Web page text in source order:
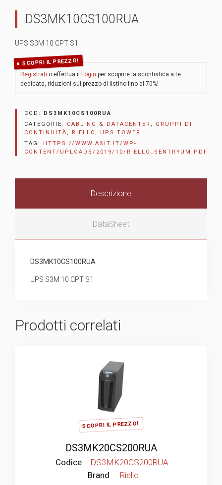
DS3MK10CS100RUA
UPS S3M 10 CPT S1
SCOPRI IL PREZZO!
Registrati o effettua il Login per scoprire la scontistica a te
dedicata, riduzioni sul prezzo di listino fino al 70%!
COD: DS3MK10CS100RUA
CATEGORIE: CABLING & DATACENTER , GRUPPI DI
CONTINUITÀ , RIELLO , UPS TOWER
TAG: HTTPS://WWW.ASIT.IT/WP-
CONTENT/UPLOADS/2019/10/RIELLO_SENTRYUM.PDF
Descrizione
DataSheet
DS3MK10CS100RUA
UPS S3M 10 CPT S1
Prodotti correlati
SCOPRI IL PREZZO!
DS3MK20CS200RUA
Codice
DS3MK20CS200RUA
Brand
Riello